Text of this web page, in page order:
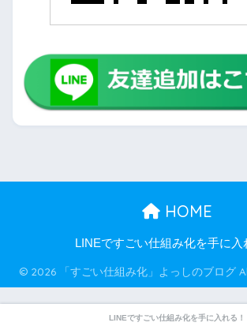
HOME
LINEですごい仕組み化を手に入
© 2026 「すごい仕組み化」よっしのブログ
LINEですごい仕組み化を手に入れる！